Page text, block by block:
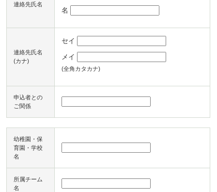
連絡先氏名
名
連絡先氏名
(カナ)
セイ
メイ
(全角カタカナ)
申込者との
ご関係
幼稚園・保
育園・学校
名
所属チーム
名